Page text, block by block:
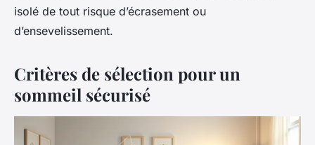
isolé de tout risque d’écrasement ou
d’ensevelissement.
Critères de sélection pour un
sommeil sécurisé